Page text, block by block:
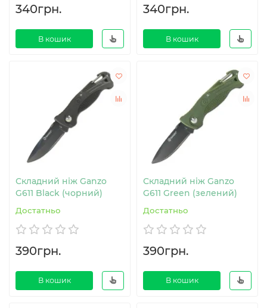
340грн.
В кошик
340грн.
В кошик
Складний ніж Ganzo
G611 Black (чорний)
Достатньо
390грн.
В кошик
Складний ніж Ganzo
G611 Green (зелений)
Достатньо
390грн.
В кошик